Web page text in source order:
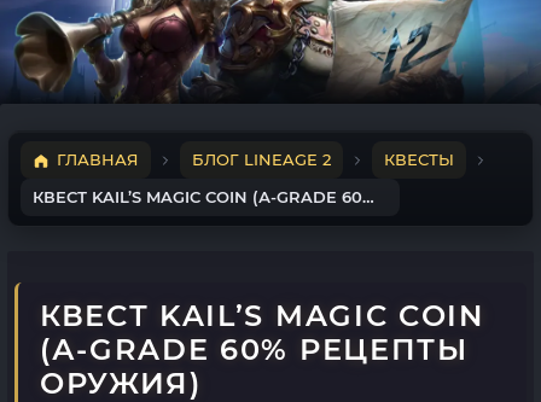
ГЛАВНАЯ БЛОГ LINEAGE 2
КВЕСТЫ
КВЕСТ KAIL’S MAGIC COIN (А-GRADE 60% РЕЦЕПТЫ ОРУЖИЯ)
КВЕСТ KAIL’S MAGIC COIN
(А-GRADE 60% РЕЦЕПТЫ
ОРУЖИЯ)